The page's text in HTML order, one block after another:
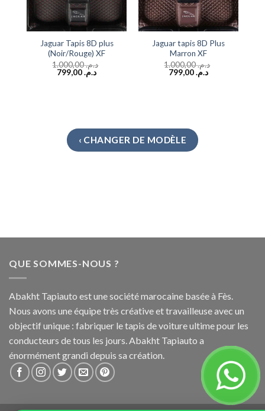
Jaguar Tapis 8D plus
(Noir/Rouge) XF
د.م.1.000,00
د.م.
Jaguar tapis 8D Plus
Marron XF
د.م.1.000,00
د.م.
‹ CHANGER DE MODÈLE
QUE SOMMES-NOUS ?
Abakht Tapiauto est une société marocaine basée à Fès.
Nous avons une équipe très créative et travailleuse avec un
objectif unique : fabriquer le tapis de voiture ultime pour les
conducteurs de tous les jours. Abakht Tapiauto a
énormément grandi depuis sa création.